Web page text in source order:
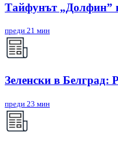
Тайфунът „Долфин”
преди 21 мин
Зеленски в Белград:
преди 23 мин